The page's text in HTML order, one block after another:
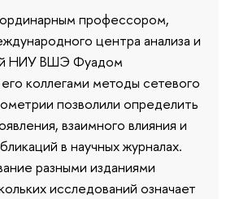
профессором,
центра анализа и
НИУ ВШЭ Фуадом
коллегами методы сетевого
позволили определить
взаимного влияния и
в научных журналах.
разными изданиями
исследований означает